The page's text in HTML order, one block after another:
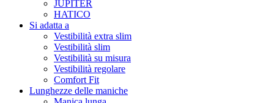
JUPITER
HATICO
Si adatta a
Vestibilità extra slim
Vestibilità slim
Vestibilità su misura
Vestibilità regolare
Comfort Fit
Lunghezze delle maniche